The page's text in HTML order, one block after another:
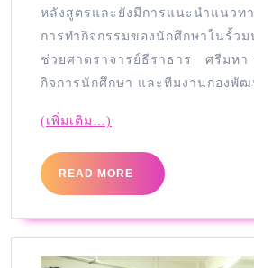
หลังสูตรและยังมีการแนะนำแนวท
การทำกิจกรรมของนักศึกษาในรั้ว
ช่วยศาตราจารย์ธีราธาร ศรีมหา
กิจการนักศึกษา และทีมงานกองพั
(เพิ่มเติม…)
READ MORE